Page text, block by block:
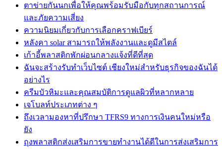
ตาข่ายกันนกเพื่อให้คุณพร้อมรับมือกับทุกสถานการณ์
และภัยความเสี่ยง
ความนิยมเกี่ยวกับการเลือกคราฟเบียร์
หลังคา solar สามารถให้พลังงานและดูมีสไตล์
เก้าอี้พลาสติกพักผ่อนกลางแจ้งที่ดีที่สุด
ฉันจะสร้างรับทำเว็บไซต์ เชียงใหม่สำหรับธุรกิจของฉันได้
อย่างไร
ครีมบัวหิมะและคุณสมบัติการดูแลผิวที่หลากหลาย
เจโบลท์ประเภทต่าง ๆ
ถึงเวลามองหาที่ปรึกษา TFRS9 ทางการเงินคนใหม่หรือ
ยัง
ถุงพลาสติกส่งเสริมการขายทำงานได้ดีในการส่งเสริมการ